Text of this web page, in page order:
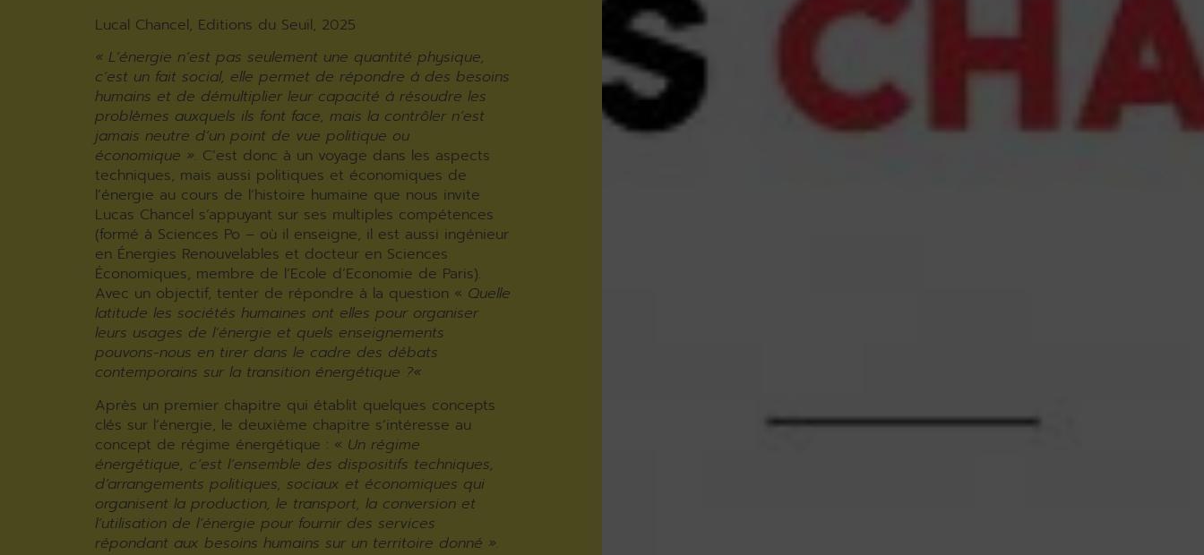
Lucal Chancel, Editions du Seuil, 2025
« L’énergie n’est pas seulement une quantité physique,
c’est un fait social, elle permet de répondre à des besoins
humains et de démultiplier leur capacité à résoudre les
problèmes auxquels ils font face, mais la contrôler n’est
jamais neutre d’un point de vue politique ou
économique ». C’est donc à un voyage dans les aspects
techniques, mais aussi politiques et économiques de
l’énergie au cours de l’histoire humaine que nous invite
Lucas Chancel s’appuyant sur ses multiples compétences
(formé à Sciences Po – où il enseigne, il est aussi ingénieur
en Énergies Renouvelables et docteur en Sciences
Économiques, membre de l’Ecole d’Economie de Paris).
Avec un objectif, tenter de répondre à la question « Quelle
latitude les sociétés humaines ont elles pour organiser
leurs usages de l’énergie et quels enseignements
pouvons-nous en tirer dans le cadre des débats
contemporains sur la transition énergétique ?«
Après un premier chapitre qui établit quelques concepts
clés sur l’énergie, le deuxième chapitre s’intéresse au
concept de régime énergétique : « Un régime
énergétique, c’est l’ensemble des dispositifs techniques,
d’arrangements politiques, sociaux et économiques qui
organisent la production, le transport, la conversion et
l’utilisation de l’énergie pour fournir des services
répondant aux besoins humains sur un territoire donné ».